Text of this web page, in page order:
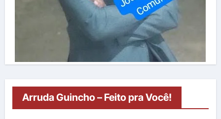
Arruda Guincho – Feito pra Você!